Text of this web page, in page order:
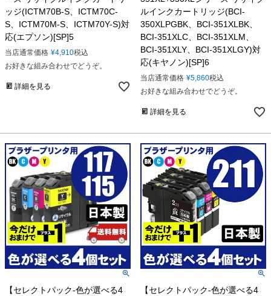
ッジ(ICTM70B-S、ICTM70C-
S、ICTM70M-S、ICTM70Y-S)対
応(エプソン)[SP]5
当店通常価格 ¥4,910税込
お好きな組み合わせでどうぞ。
詳細を見る
ルインクカートリッジ(BCI-
350XLPGBK、BCI-351XLBK、
BCI-351XLC、BCI-351XLM、
BCI-351XLY、BCI-351XLGY)対
応(キヤノン)[SP]6
当店通常価格 ¥5,860税込
お好きな組み合わせでどうぞ。
詳細を見る
【セレクトパック-色が選べる4
【セレクトパック-色が選べる4